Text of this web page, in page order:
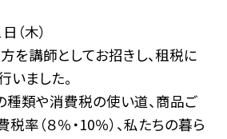
（木）
講師としてお招きし、租税に
ました。
種類や消費税の使い道、商品ご
率（８％・10％）、私たちの暮ら